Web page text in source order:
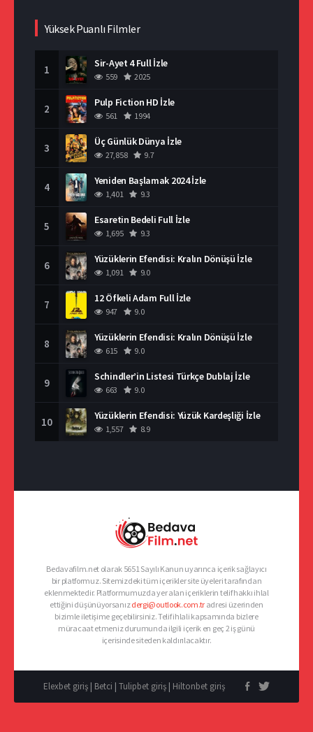
Yüksek Puanlı Filmler
1 Sir-Ayet 4 Full İzle
559 2025
2 Pulp Fiction HD İzle
561 1994
3 Üç Günlük Dünya İzle
27,858 9.7
4 Yeniden Başlamak 2024 İzle
1,401 9.3
5 Esaretin Bedeli Full İzle
1,695 9.3
6 Yüzüklerin Efendisi: Kralın Dönüşü İzle
1,091 9.0
7 12 Öfkeli Adam Full İzle
947 9.0
8 Yüzüklerin Efendisi: Kralın Dönüşü İzle
615 9.0
9 Schindler’in Listesi Türkçe Dublaj İzle
663 9.0
10 Yüzüklerin Efendisi: Yüzük Kardeşliği İzle
1,557 8.9
Bedavafilm.net olarak 5651 Sayılı Kanun uyarınca içerik sağlayıcı
bir platformuz. Sitemizdeki tüm içerikler site üyeleri tarafından
eklenmektedir. Platformumuzda yer alan içeriklerin telif hakkı ihlal
ettiğini düşünüyorsanızdergi@outlook.com.tr adresi üzerinden
bizimle iletişime geçebilirsiniz. Telif ihlali kapsamında bizlere
müracaat etmeniz durumunda ilgili içerik en geç 2 iş günü
içerisinde siteden kaldırılacaktır.
Elexbet giriş | Betci | Tulipbet giriş | Hiltonbet giriş